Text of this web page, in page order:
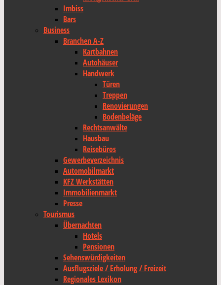
Imbiss
Bars
Business
Branchen A-Z
Kartbahnen
Autohäuser
Handwerk
Türen
Treppen
Renovierungen
Bodenbeläge
Rechtsanwälte
Hausbau
Reisebüros
Gewerbeverzeichnis
Automobilmarkt
KFZ Werkstätten
Immobilienmarkt
Presse
Tourismus
Übernachten
Hotels
Pensionen
Sehenswürdigkeiten
Ausflugsziele / Erholung / Freizeit
Regionales Lexikon